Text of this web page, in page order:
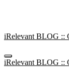
iRelevant BLOG ::
iRelevant BLOG ::